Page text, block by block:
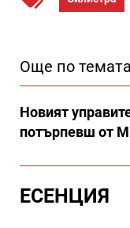
Още по
Новият
потърпевш от
ЕСЕНЦИЯ